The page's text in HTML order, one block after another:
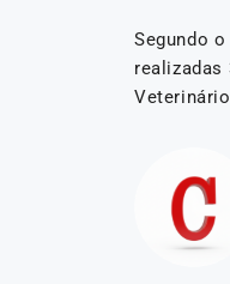
Segundo
realizadas